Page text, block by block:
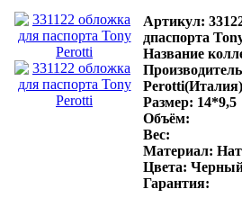
Артикул:
дпаспорта
Название
Perotti(Италия)
Размер: 14*9,5
Объём:
Вес:
Материал:
Цвета:
Гарантия: